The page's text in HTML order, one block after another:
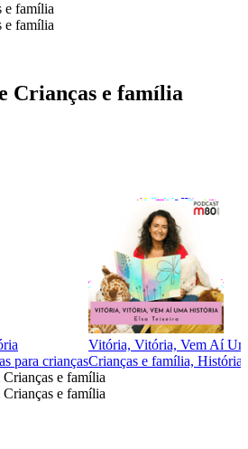
e família
e família
Crianças e família
para crianças
Vitória, Vitória, Vem Aí
Crianças e família,
Crianças e família
Crianças e família